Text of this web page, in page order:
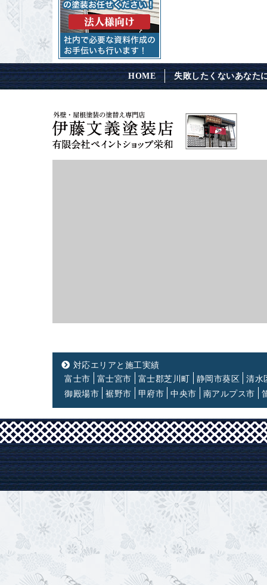
HOME 失敗したくないあなた
対応エリアと施工実績
富士市
富士宮市 富士郡芝川町 静岡市葵区
清水
御殿場市
裾野市 甲府市 中央市 南アルプス市